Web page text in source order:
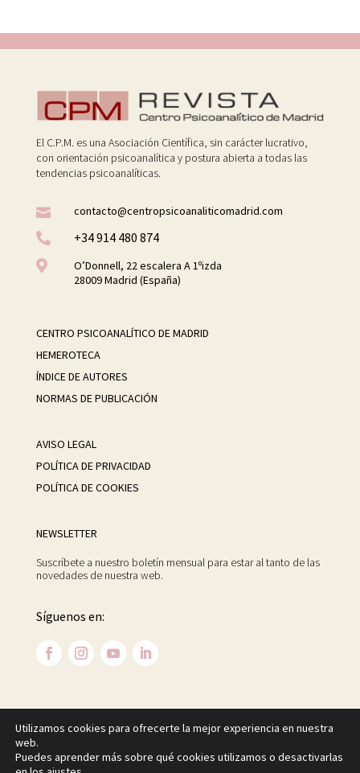
El C.P.M. es una Asociación Científica, sin carácter lucrativo,
con orientación psicoanalítica y postura abierta a todas las
tendencias psicoanalíticas.

contacto@centropsicoanaliticomadrid.com

+34 914 480 874

O’Donnell, 22 escalera A 1ºizda
28009 Madrid (España)
CENTRO PSICOANALÍTICO DE MADRID
HEMEROTECA
ÍNDICE DE AUTORES
NORMAS DE PUBLICACIÓN
AVISO LEGAL
POLÍTICA DE PRIVACIDAD
POLÍTICA DE COOKIES
NEWSLETTER
Suscríbete a nuestro boletín mensual para estar al tanto de las
novedades de nuestra web.
Síguenos en:
©2026 Centro Psicoanalítico de Madrid. Todos los
derechos reservados.
Utilizamos cookies para ofrecerte la mejor experiencia en nuestra
web.
Puedes aprender más sobre qué cookies utilizamos o desactivarlas